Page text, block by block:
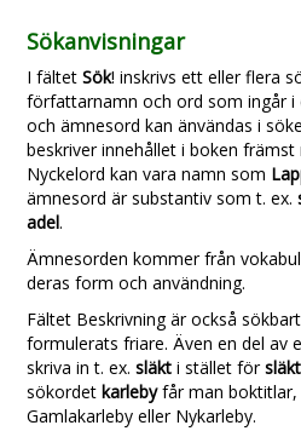
Sökanvisningar
I fältetSök! inskrivs ett eller flera
författarnamn och ord som ingår i
och ämnesord kan änvändas i
beskriver innehållet i boken främst
Nyckelord kan vara namn som
ämnesord är substantiv som t. ex.
adel.
Ämnesorden kommer från
deras form och användning.
Fältet Beskrivning är också
formulerats friare. Även en del av
skriva in t. ex.släkti stället för
sökordetkarlebyfår man boktitlar,
Gamlakarleby eller Nykarleby.